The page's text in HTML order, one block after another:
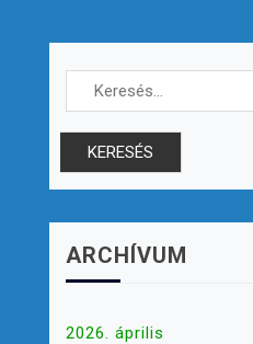
Keresés:
ARCHÍVUM
2026. április